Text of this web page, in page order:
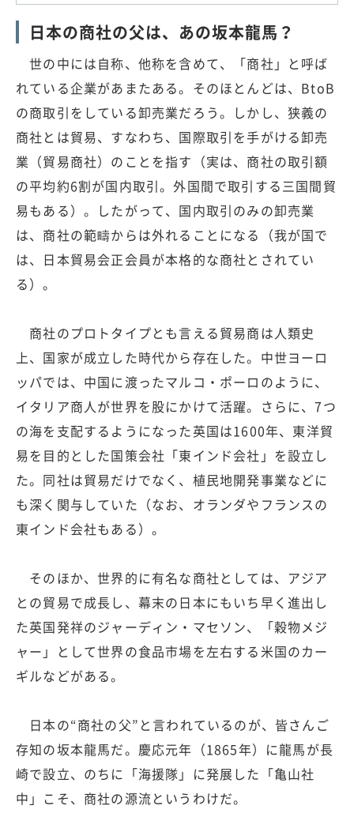
日本の商社の父は、あの坂本龍馬？
世の中には自称、他称を含めて、「商社」と呼ば
れている企業があまたある。そのほとんどは、BtoB
の商取引をしている卸売業だろう。しかし、狭義の
商社とは貿易、すなわち、国際取引を手がける卸売
業（貿易商社）のことを指す（実は、商社の取引額
の平均約6割が国内取引。外国間で取引する三国間貿
易もある）。したがって、国内取引のみの卸売業
は、商社の範疇からは外れることになる（我が国で
は、日本貿易会正会員が本格的な商社とされてい
る）。
商社のプロトタイプとも言える貿易商は人類史
上、国家が成立した時代から存在した。中世ヨーロ
ッパでは、中国に渡ったマルコ・ポーロのように、
イタリア商人が世界を股にかけて活躍。さらに、7つ
の海を支配するようになった英国は1600年、東洋貿
易を目的とした国策会社「東インド会社」を設立し
た。同社は貿易だけでなく、植民地開発事業などに
も深く関与していた（なお、オランダやフランスの
東インド会社もある）。
そのほか、世界的に有名な商社としては、アジア
との貿易で成長し、幕末の日本にもいち早く進出し
た英国発祥のジャーディン・マセソン、「穀物メジ
ャー」として世界の食品市場を左右する米国のカー
ギルなどがある。
日本の“商社の父”と言われているのが、皆さんご
存知の坂本龍馬だ。慶応元年（1865年）に龍馬が長
崎で設立、のちに「海援隊」に発展した「亀山社
中」こそ、商社の源流というわけだ。